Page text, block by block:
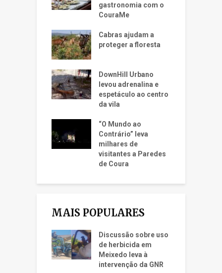
gastronomia com o
CouraMe
Cabras ajudam a
proteger a floresta
DownHill Urbano
levou adrenalina e
espetáculo ao centro
da vila
“O Mundo ao
Contrário” leva
milhares de
visitantes a Paredes
de Coura
MAIS POPULARES
Discussão sobre uso
de herbicida em
Meixedo leva à
intervenção da GNR